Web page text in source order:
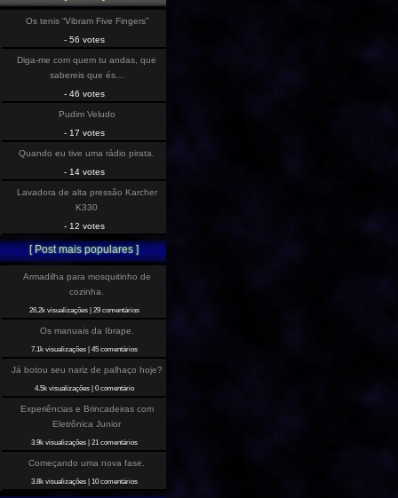
Os tenis “Vibram Five Fingers”
- 56 votes
Diga-me com quem tu andas, que
sabereis que és…
- 46 votes
Pudim Veludo
- 17 votes
Quando eu tive uma rádio pirata.
- 14 votes
Lavadora de alta pressão Karcher
K330
- 12 votes
[ Post mais populares ]
Armadilha para mosquitinho de
cozinha.
26.2k visualizações| 29 comentários
Os manuais da Ibrape.
7.1k visualizações| 45 comentários
Já botou seu nariz de palhaço hoje?
4.5k visualizações| 0 comentário
Experiências e Brincadeiras com
Eletrônica Junior
3.9k visualizações| 21 comentários
Começando uma nova fase.
3.8k visualizações| 10 comentários